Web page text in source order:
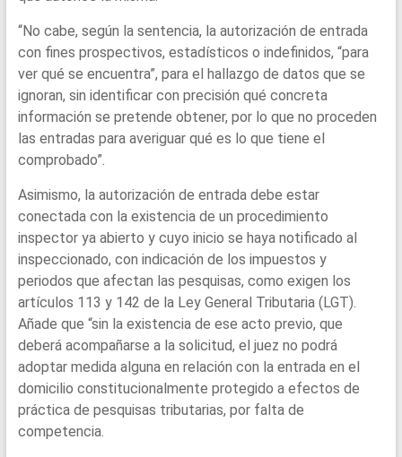
“No cabe, según la sentencia, la autorización de entrada
con fines prospectivos, estadísticos o indefinidos, “para
ver qué se encuentra”, para el hallazgo de datos que se
ignoran, sin identificar con precisión qué concreta
información se pretende obtener, por lo que no proceden
las entradas para averiguar qué es lo que tiene el
comprobado”.
Asimismo, la autorización de entrada debe estar
conectada con la existencia de un procedimiento
inspector ya abierto y cuyo inicio se haya notificado al
inspeccionado, con indicación de los impuestos y
periodos que afectan las pesquisas, como exigen los
artículos 113 y 142 de la Ley General Tributaria (LGT).
Añade que “sin la existencia de ese acto previo, que
deberá acompañarse a la solicitud, el juez no podrá
adoptar medida alguna en relación con la entrada en el
domicilio constitucionalmente protegido a efectos de
práctica de pesquisas tributarias, por falta de
competencia.